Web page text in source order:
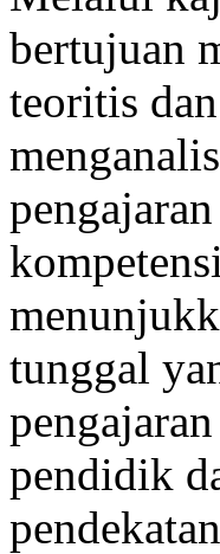
bertujuan
teoritis
tunggal
pendidik